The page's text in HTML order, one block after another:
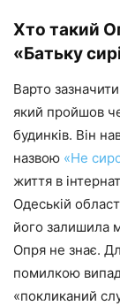
Хто такий
«Батьку
Варто
який пройшов
будинків. Він
назвою «Не
життя в
Одеській
його залишила
Опря не знає.
помилкою
«покликаний